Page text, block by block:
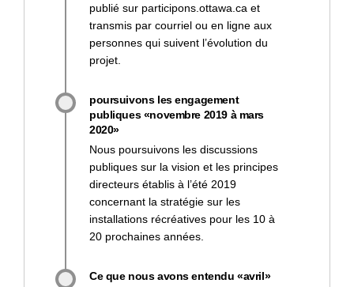
publié sur participons.ottawa.ca et
transmis par courriel ou en ligne aux
personnes qui suivent l’évolution du
projet.
poursuivons les engagement
publiques «novembre 2019 à mars
2020»
Nous poursuivons les discussions
publiques sur la vision et les principes
directeurs établis à l’été 2019
concernant la stratégie sur les
installations récréatives pour les 10 à
20 prochaines années.
Ce que nous avons entendu «avril»